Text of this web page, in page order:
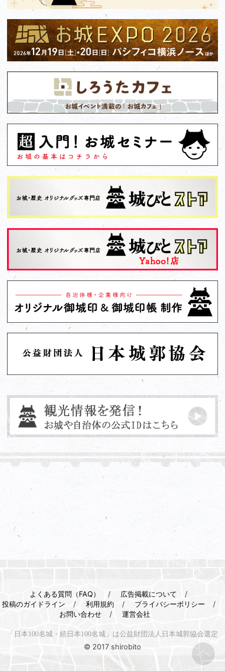
よくある質問（FAQ）
広告掲載について
投稿のガイドライン
利用規約
プライバシーポリシー
お問い合わせ
運営会社
「日本100名城・続日本100名城」は公益財団法人日本城郭協会選定
© 2017 shirobito